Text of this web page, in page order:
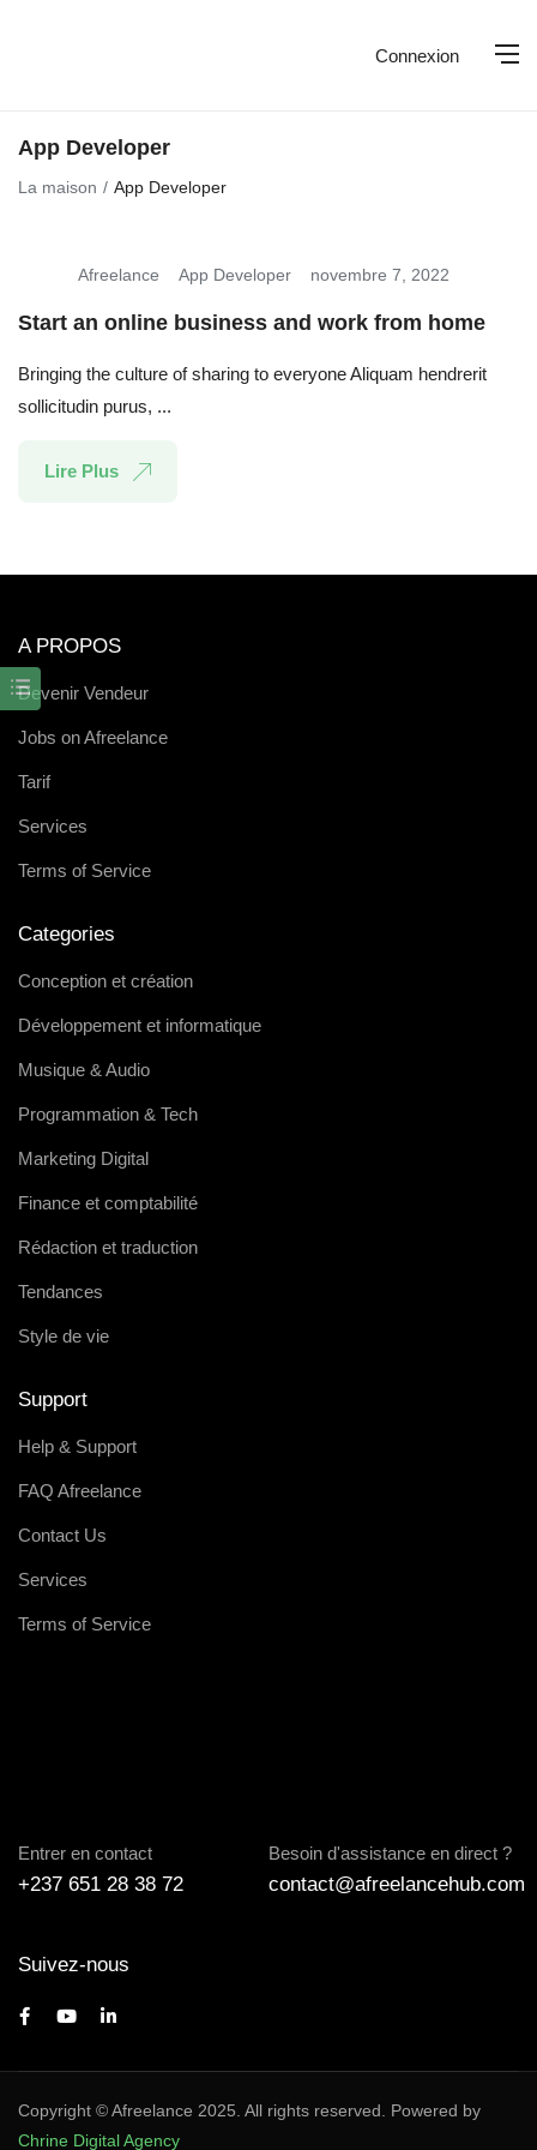
Connexion
App Developer
La maison App Developer
Afreelance App Developer novembre 7, 2022
Start an online business and work from home
Bringing the culture of sharing to everyone Aliquam hendrerit
sollicitudin purus, ...
Lire Plus
A PROPOS
Devenir Vendeur
Jobs on Afreelance
Tarif
Services
Terms of Service
Categories
Conception et création
Développement et informatique
Musique & Audio
Programmation & Tech
Marketing Digital
Finance et comptabilité
Rédaction et traduction
Tendances
Style de vie
Support
Help & Support
FAQ Afreelance
Contact Us
Services
Terms of Service
Entrer en contact
+237 651 28 38 72
Besoin d'assistance en direct ?
contact@afreelancehub.com
Suivez-nous
Copyright © Afreelance 2025. All rights reserved. Powered by
Chrine Digital Agency